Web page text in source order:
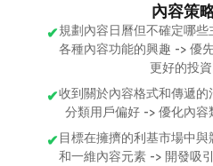
內容策
規劃內容日曆但不確定哪
各種內容功能的興趣 -> 優
更好的投資
收到關於內容格式和傳遞
分類用戶偏好 -> 優化內容
目標在擁擠的利基市場中
和一維內容元素 -> 開發吸